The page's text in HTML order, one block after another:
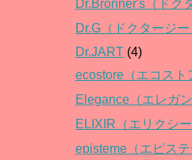
Dr.Bronner's（ドク
Dr.G（ドクタージー
Dr.JART (4)
ecostore（エコスト
Elegance（エレガン
ELIXIR（エリクシー
episteme（エピステ